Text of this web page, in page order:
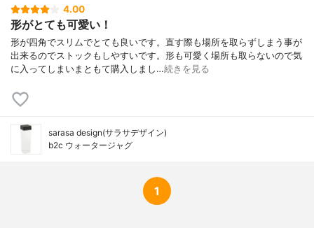
4.00
形がとても可愛い！
形が四角でスリムでとても良いです。直す際も場所を取らずしまう事が
出来るのでストックもしやすいです。形も可愛く場所も取らないので気
に入ってしまいまともて購入しまし…続きを見る
sarasa design(サラサデザイン)
b2c ウォータージャグ
1